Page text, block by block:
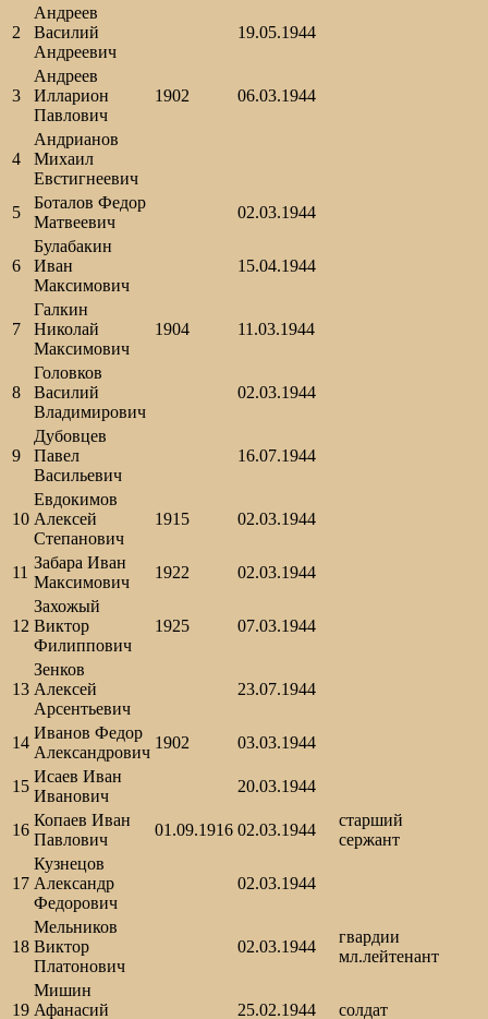
2
Андреев
Василий
Андреевич
19.05.1944
3
Андреев
Илларион
Павлович
1902 06.03.1944
4
Андрианов
Михаил
Евстигнеевич
5
Боталов Федор
Матвеевич
02.03.1944
6
Булабакин
Иван
Максимович
15.04.1944
7
Галкин
Николай
Максимович
1904 11.03.1944
8
Головков
Василий
Владимирович
02.03.1944
9
Дубовцев
Павел
Васильевич
16.07.1944
10
Евдокимов
Алексей
Степанович
1915 02.03.1944
11
Забара Иван
Максимович
1922 02.03.1944
12
Захожый
Виктор
Филиппович
1925 07.03.1944
13
Зенков
Алексей
Арсентьевич
23.07.1944
14
Иванов Федор
Александрович
1902 03.03.1944
15
Исаев Иван
Иванович
20.03.1944
16
Копаев Иван
Павлович
01.09.1916 02.03.1944
старший
сержант
17
Кузнецов
Александр
Федорович
02.03.1944
18
Мельников
Виктор
Платонович
02.03.1944
гвардии
мл.лейтенант
19
Мишин
Афанасий
25.02.1944 солдат